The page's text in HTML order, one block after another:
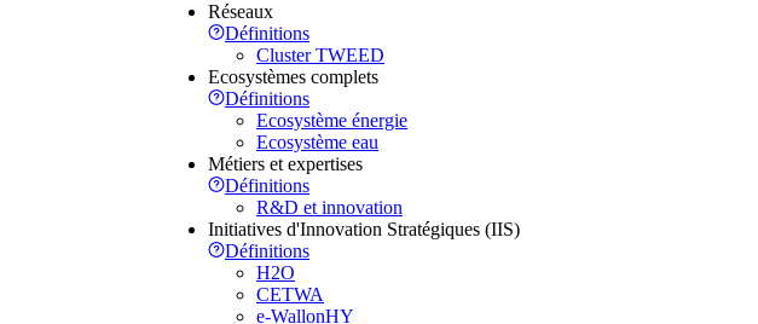
Réseaux
Définitions
Cluster TWEED
Ecosystèmes complets
Définitions
Ecosystème énergie
Ecosystème eau
Métiers et expertises
Définitions
R&D et innovation
Initiatives d'Innovation Stratégiques (IIS)
Définitions
H2O
CETWA
e-WallonHY